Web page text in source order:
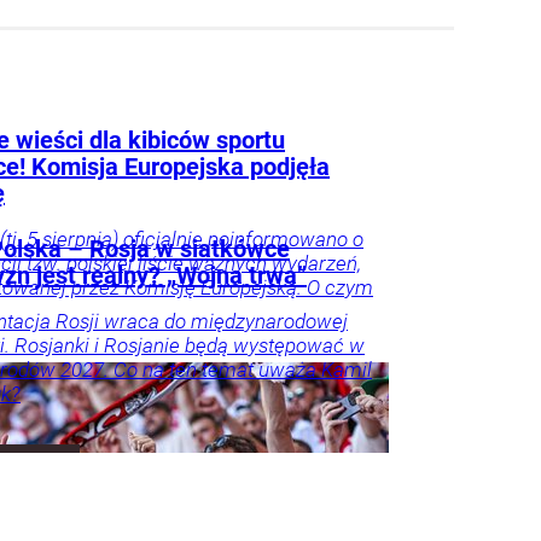
wieści dla kibiców sportu
Komisja Europejska podjęła
5 sierpnia) oficjalnie poinformowano o
tzw. polskiej liście ważnych wydarzeń,
przez Komisję Europejską. O czym
– Rosja w siatkówce
jest realny? „Wojna trwa”
Rosji wraca do międzynarodowej
Rosjanki i Rosjanie będą występować w
2027. Co na ten temat uważa Kamil